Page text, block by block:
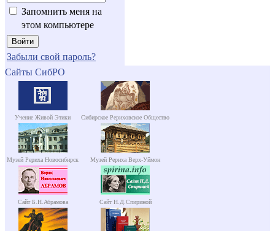
Запомнить меня на
этом компьютере
Забыли свой пароль?
Сайты СибРО
Учение Живой Этики Сибирское Рериховское Общество
Музей Рериха Новосибирск Музей Рериха Верх-Уймон
Сайт Б.Н.Абрамова Сайт Н.Д.Спириной